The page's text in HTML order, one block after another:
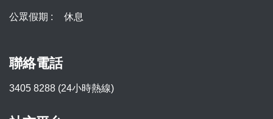
公眾假期 : 休息
聯絡電話
3405 8288 (24小時熱線)